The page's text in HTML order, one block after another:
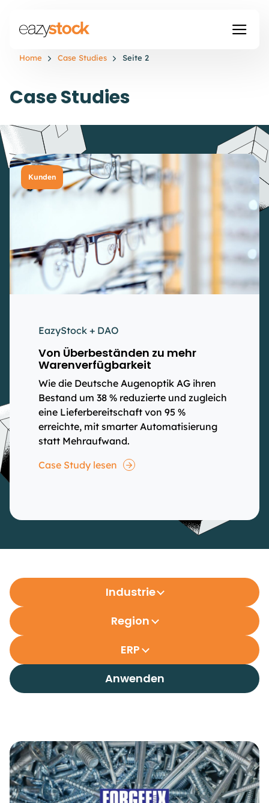
Home Case Studies Seite 2
Case Studies
Kunden
EazyStock + DAO
Von Überbeständen zu mehr
Warenverfügbarkeit
Wie die Deutsche Augenoptik AG ihren
Bestand um 38 % reduzierte und zugleich
eine Lieferbereitschaft von 95 %
erreichte, mit smarter Automatisierung
statt Mehraufwand.
Case Study lesen
Industrie
Region
ERP
Anwenden